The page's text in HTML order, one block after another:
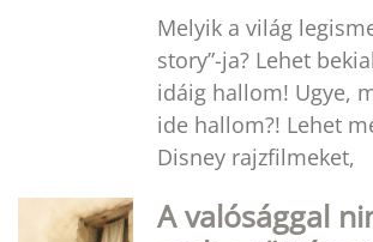
Melyik a világ
story”-ja? Lehet
idáig hallom! Ugye,
ide hallom?! Lehet
Disney rajzfilmeket,
A valósággal